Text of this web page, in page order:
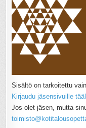
Sisältö on tarkoitettu
Kirjaudu jäsensivuille
Jos olet jäsen, mutta